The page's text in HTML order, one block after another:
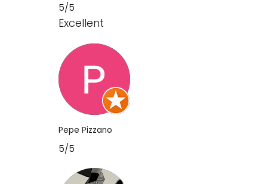
5/5
Excellent
Pepe Pizzano
5/5